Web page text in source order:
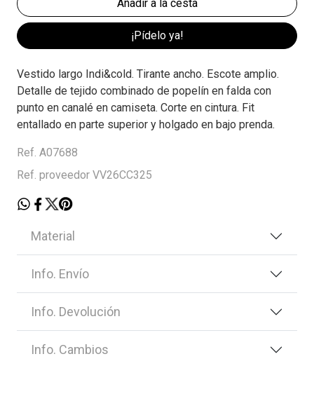
¡Pídelo ya!
Vestido largo Indi&cold. Tirante ancho. Escote amplio.
Detalle de tejido combinado de popelín en falda con
punto en canalé en camiseta. Corte en cintura. Fit
entallado en parte superior y holgado en bajo prenda.
Ref. A07688
Ref. proveedor VV26CC325
Material
Info. Envío
Info. Devolución
Info. Cambios